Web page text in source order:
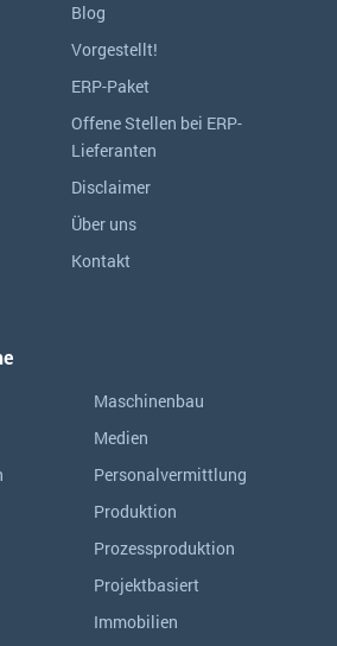
Blog
Vorgestellt!
ERP-Paket
Offene Stellen bei ERP-
Lieferanten
Disclaimer
Über uns
Kontakt
Maschinenbau
Medien
Personalvermittlung
Produktion
Prozessproduktion
Projektbasiert
Immobilien